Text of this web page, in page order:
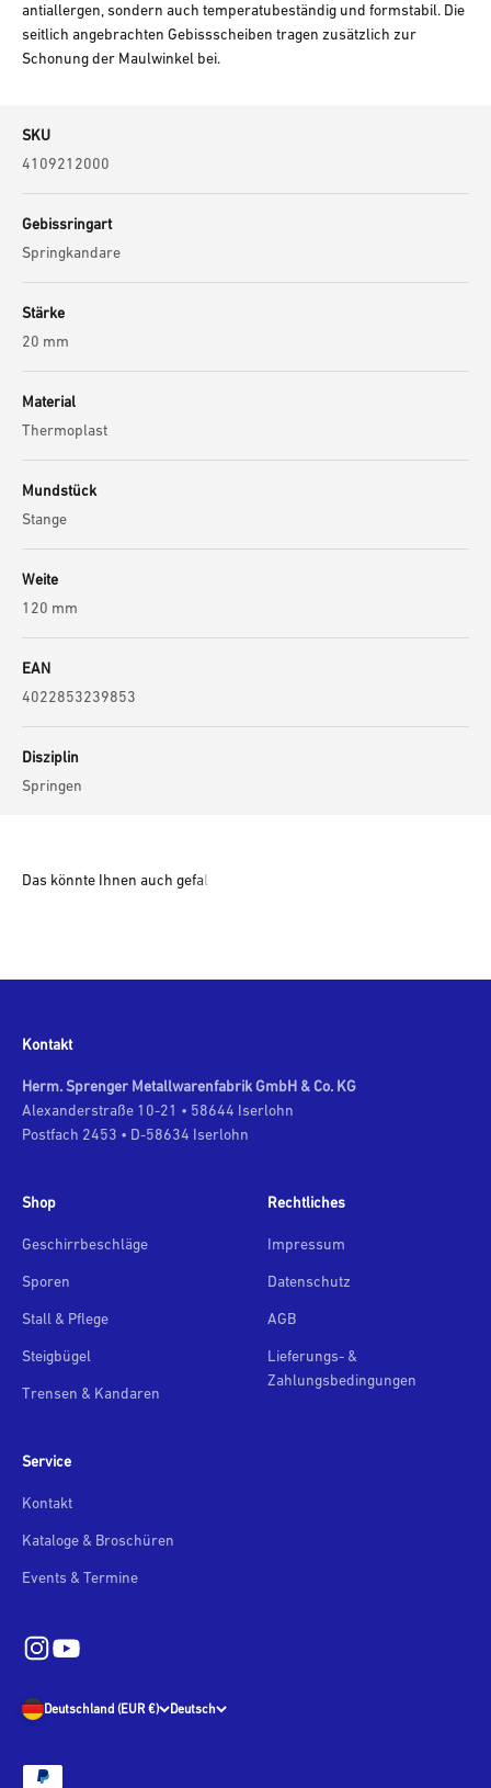
antiallergen, sondern auch temperatubeständig und formstabil. Die
seitlich angebrachten Gebissscheiben tragen zusätzlich zur
Schonung der Maulwinkel bei.
SKU
4109212000
Gebissringart
Springkandare
Stärke
20 mm
Material
Thermoplast
Mundstück
Stange
Weite
120 mm
EAN
4022853239853
Disziplin
Springen
Kontakt
Herm. Sprenger Metallwarenfabrik GmbH & Co. KG
Alexanderstraße 10-21 • 58644 Iserlohn
Postfach 2453 • D-58634 Iserlohn
Shop
Geschirrbeschläge
Sporen
Stall & Pflege
Steigbügel
Trensen & Kandaren
Rechtliches
Impressum
Datenschutz
AGB
Lieferungs- &
Zahlungsbedingungen
Service
Kontakt
Kataloge & Broschüren
Events & Termine
Deutschland (EUR €) Deutsch